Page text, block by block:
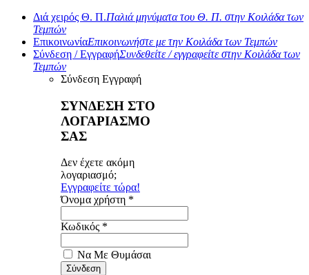
Διά χειρός Θ. Π.Παλιά μηνύματα του Θ. Π. στην Κοιλάδα των
Τεμπών
ΕπικοινωνίαΕπικοινωνήστε με την Κοιλάδα των Τεμπών
Σύνδεση / ΕγγραφήΣυνδεθείτε / εγγραφείτε στην Κοιλάδα των
Τεμπών
Σύνδεση Εγγραφή
ΣΥΝΔΕΣΗ ΣΤΟ
ΛΟΓΑΡΙΑΣΜΟ
ΣΑΣ
Δεν έχετε ακόμη
λογαριασμό;
Εγγραφείτε τώρα!
Όνομα χρήστη *
Κωδικός *
Να Με Θυμάσαι